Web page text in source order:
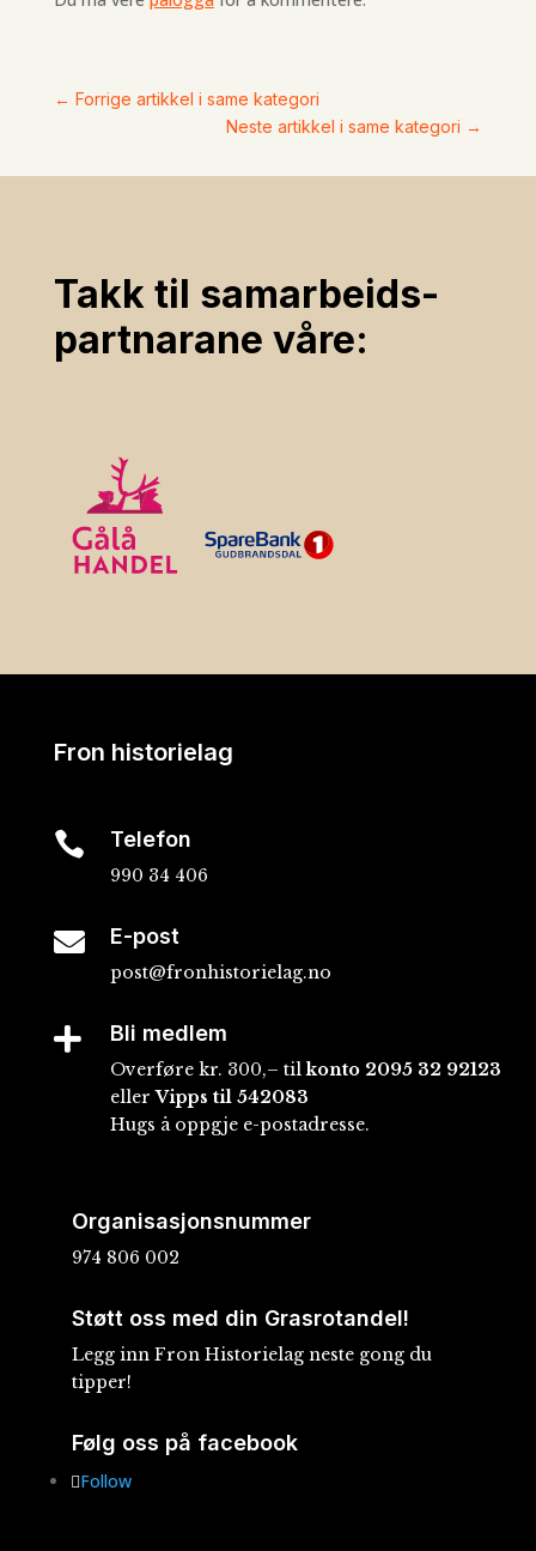
← Forrige artikkel i same kategori
Neste artikkel i same kategori →
Takk til samarbeids­
partnarane våre:
Fron historielag
 Telefon
990 34 406
 E-post
post@fronhistorielag.no
 Bli medlem
Overføre kr. 300,– tilkonto 2095 32 92123
ellerVipps til 542083
Hugs å oppgje e-postadresse.
Organisasjonsnummer
974 806 002
Støtt oss med din Grasrotandel!
Legg inn Fron Historielag neste gong du
tipper!
Følg oss på facebook
Follow